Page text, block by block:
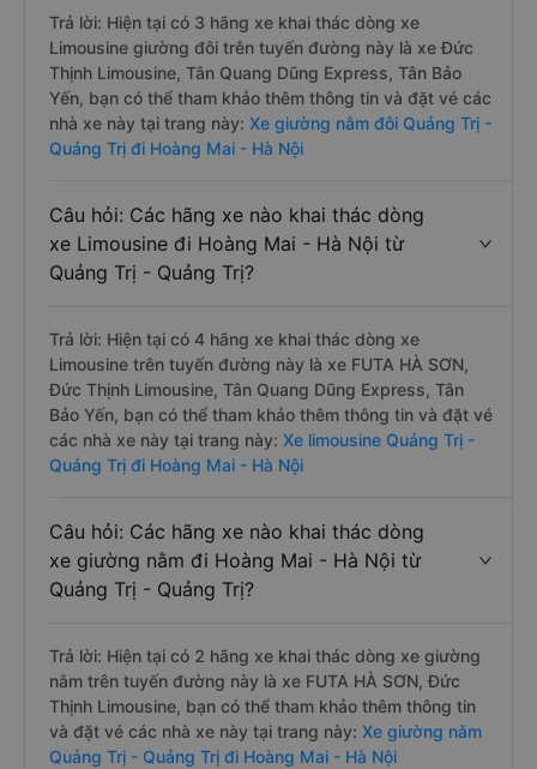
Trả lời: Hiện tại có 3 hãng xe khai thác dòng xe
Limousine giường đôi trên tuyến đường này là xe Đức
Thịnh Limousine, Tân Quang Dũng Express, Tân Bảo
Yến, bạn có thể tham khảo thêm thông tin và đặt vé các
nhà xe này tại trang này: Xe giường nằm đôi Quảng Trị -
Quảng Trị đi Hoàng Mai - Hà Nội
Câu hỏi: Các hãng xe nào khai thác dòng
xe Limousine đi Hoàng Mai - Hà Nội từ
Quảng Trị - Quảng Trị?
Trả lời: Hiện tại có 4 hãng xe khai thác dòng xe
Limousine trên tuyến đường này là xe FUTA HÀ SƠN,
Đức Thịnh Limousine, Tân Quang Dũng Express, Tân
Bảo Yến, bạn có thể tham khảo thêm thông tin và đặt vé
các nhà xe này tại trang này: Xe limousine Quảng Trị -
Quảng Trị đi Hoàng Mai - Hà Nội
Câu hỏi: Các hãng xe nào khai thác dòng
xe giường nằm đi Hoàng Mai - Hà Nội từ
Quảng Trị - Quảng Trị?
Trả lời: Hiện tại có 2 hãng xe khai thác dòng xe giường
nằm trên tuyến đường này là xe FUTA HÀ SƠN, Đức
Thịnh Limousine, bạn có thể tham khảo thêm thông tin
và đặt vé các nhà xe này tại trang này: Xe giường nằm
Quảng Trị - Quảng Trị đi Hoàng Mai - Hà Nội